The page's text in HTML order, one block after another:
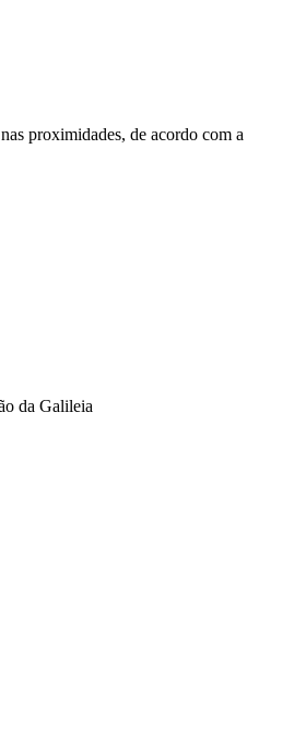
proximidades, de acordo com a
da Galileia